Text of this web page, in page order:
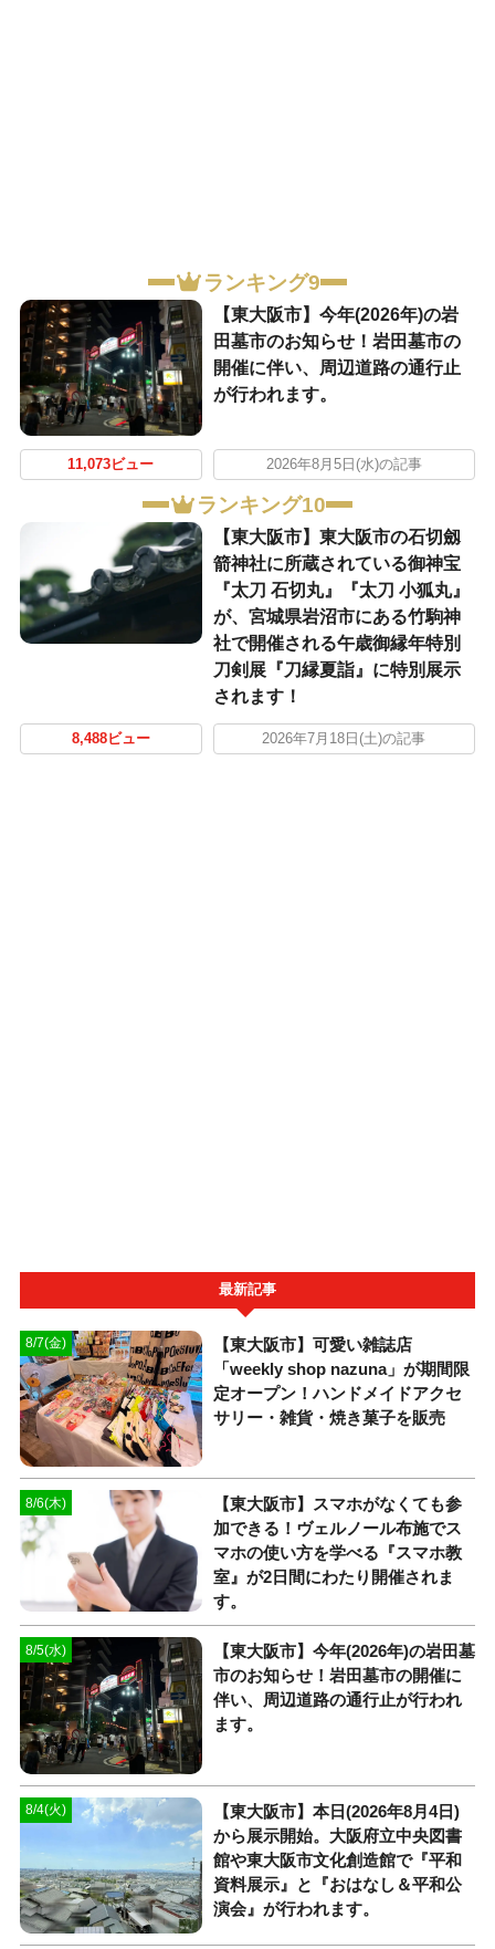
ランキング9
【東大阪市】今年(2026年)の岩
田墓市のお知らせ！岩田墓市の
開催に伴い、周辺道路の通行止
が行われます。
11,073ビュー 2026年8月5日(水)の記事
ランキング10
【東大阪市】東大阪市の石切劔
箭神社に所蔵されている御神宝
『太刀 石切丸』『太刀 小狐丸』
が、宮城県岩沼市にある竹駒神
社で開催される午歳御縁年特別
刀剣展『刀縁夏詣』に特別展示
されます！
8,488ビュー 2026年7月18日(土)の記事
最新記事
8/7(金)
【東大阪市】可愛い雑誌店
「weekly shop nazuna」が期間限
定オープン！ハンドメイドアクセ
サリー・雑貨・焼き菓子を販売
8/6(木)
【東大阪市】スマホがなくても参
加できる！ヴェルノール布施でス
マホの使い方を学べる『スマホ教
室』が2日間にわたり開催されま
す。
8/5(水)
【東大阪市】今年(2026年)の岩田墓
市のお知らせ！岩田墓市の開催に
伴い、周辺道路の通行止が行われ
ます。
8/4(火)
【東大阪市】本日(2026年8月4日)
から展示開始。大阪府立中央図書
館や東大阪市文化創造館で『平和
資料展示』と『おはなし＆平和公
演会』が行われます。